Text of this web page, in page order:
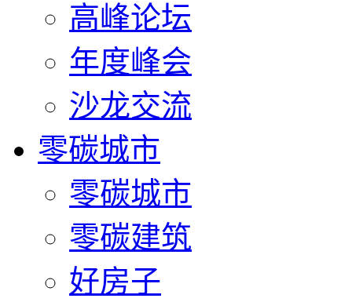
高峰论坛
年度峰会
沙龙交流
零碳城市
零碳城市
零碳建筑
好房子